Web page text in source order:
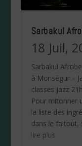
Sarbakul
18 Juil,
Sarbakul
à Monségur –
classes Jazz
Pour mitonner
la liste des
dans le faitout,
lire plus